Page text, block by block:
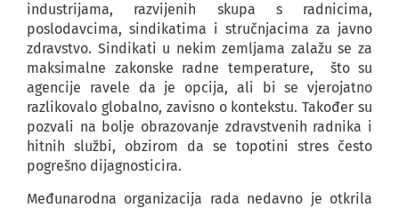
industrijama, razvijenih skupa s radnicima,
poslodavcima, sindikatima i stručnjacima za javno
zdravstvo. Sindikati u nekim zemljama zalažu se za
maksimalne zakonske radne temperature, što su
agencije ravele da je opcija, ali bi se vjerojatno
razlikovalo globalno, zavisno o kontekstu. Također su
pozvali na bolje obrazovanje zdravstvenih radnika i
hitnih službi, obzirom da se topotini stres često
pogrešno dijagnosticira.
Međunarodna organizacija rada nedavno je otkrila